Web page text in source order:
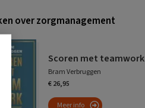
over zorgmanagement
Scoren met teamwork
Bram Verbruggen
€ 26,95
Meer info